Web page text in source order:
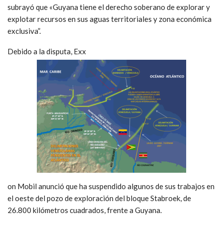
subrayó que «Guyana tiene el derecho soberano de explorar y
explotar recursos en sus aguas territoriales y zona económica
exclusiva”.
Debido a la disputa, Exx
on Mobil anunció que ha suspendido algunos de sus trabajos en
el oeste del pozo de exploración del bloque Stabroek, de
26.800 kilómetros cuadrados, frente a Guyana.